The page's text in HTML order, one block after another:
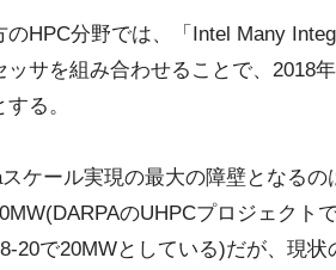
のHPC分野では、「Intel Many
ッサを組み合わせることで、2018
する。
ケール実現の最大の障壁となる
のUHPCプロジェクト
20で20MWとしている)だが、現